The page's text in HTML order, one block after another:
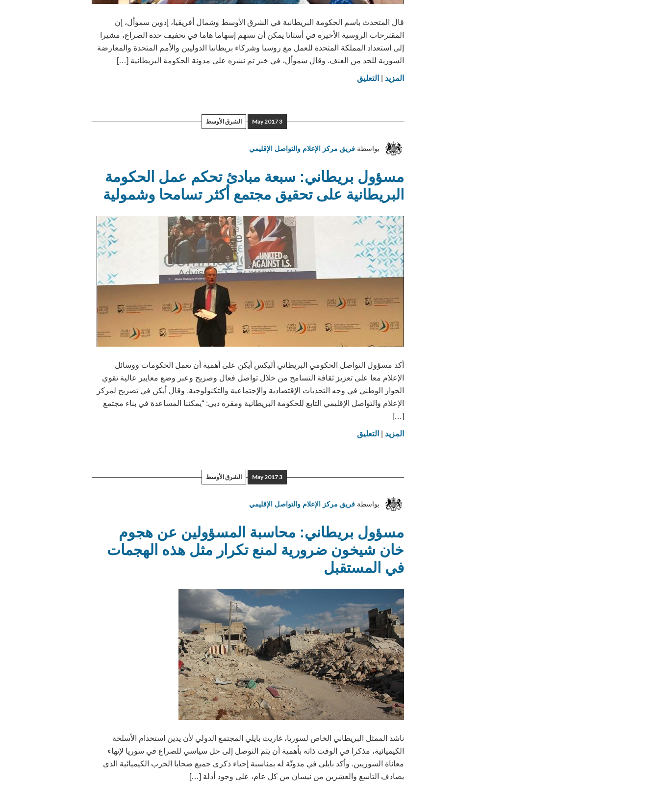
قال المتحدث باسم الحكومة البريطانية في الشرق الأوسط وشمال أفريقيا، إدوين سموأل، إن
المقترحات الروسية الأخيرة في أستانا يمكن أن تسهم إسهاما هاما في تخفيف حدة الصراع، مشيرا
إلى استعداد المملكة المتحدة للعمل مع روسيا وشركاء بريطانيا الدوليين والأمم المتحدة والمعارضة
السورية للحد من العنف. وقال سموأل، في خبر تم نشره على مدونة الحكومة البريطانية […]
المزيد on
أن
العنف
في
سوريا
التعليق
3 May 2017 الشرق الأوسط
بواسطةفريق مركز الإعلام والتواصل الإقليمي
مسؤول بريطاني: سبعة مبادئ تحكم عمل الحكومة
البريطانية على تحقيق مجتمع أكثر تسامحا وشمولية
أكد مسؤول التواصل الحكومي البريطاني أليكس أيكن على أهمية أن تعمل الحكومات ووسائل
الإعلام معا على تعزيز ثقافة التسامح من خلال تواصل فعال وصريح وعبر وضع معايير عالية تقوي
الحوار الوطني في وجه التحديات الإقتصادية والإجتماعية والتكنولوجية. وقال أيكن في تصريح لمركز
الإعلام والتواصل الإقليمي التابع للحكومة البريطانية ومقره دبي: “يمكننا المساعدة في بناء مجتمع
[…]
المزيد on
عمل
البريطانية
على
تحقيق
مجتمع
وشمولية
التعليق
3 May 2017 الشرق الأوسط
بواسطةفريق مركز الإعلام والتواصل الإقليمي
مسؤول بريطاني: محاسبة المسؤولين عن هجوم
خان شيخون ضرورية لمنع تكرار مثل هذه الهجمات
في المستقبل
ناشد الممثل البريطاني الخاص لسوريا، غاريث بايلي المجتمع الدولي لأن يدين استخدام الأسلحة
الكيميائية، مذكرا في الوقت ذاته بأهمية أن يتم التوصل إلى حل سياسي للصراع في سوريا لإنهاء
معاناة السوريين. وأكد بايلي في مدونّة له بمناسبة إحياء ذكرى جميع ضحايا الحرب الكيميائية الذي
يصادف التاسع والعشرين من نيسان من كل عام، على وجود أدلة […]